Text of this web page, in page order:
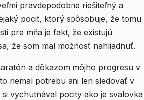
pravdepodobne riešiteľný a
pocit, ktorý spôsobuje, že tomu
pre mňa je fakt, že existujú
že som mal možnosť nahliadnuť.
a dôkazom môjho progresu v
nemal potrebu ani len sledovať v
vychutnával pocity ako je svalovka